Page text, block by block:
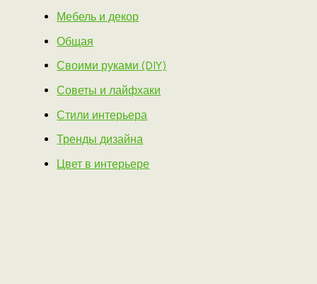
Мебель и декор
Общая
Своими руками (DIY)
Советы и лайфхаки
Стили интерьера
Тренды дизайна
Цвет в интерьере